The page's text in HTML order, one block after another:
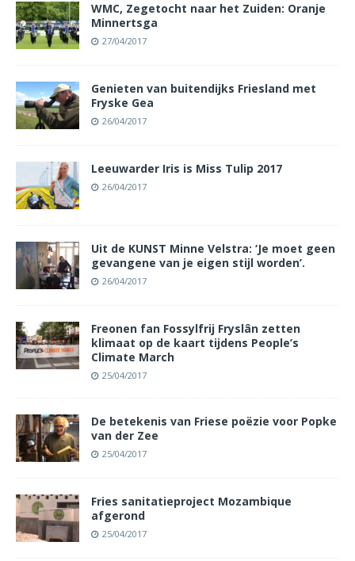
WMC, Zegetocht naar het Zuiden: Oranje
Minnertsga
27/04/2017
Genieten van buitendijks Friesland met
Fryske Gea
26/04/2017
Leeuwarder Iris is Miss Tulip 2017
26/04/2017
Uit de KUNST Minne Velstra: ‘Je moet geen
gevangene van je eigen stijl worden’.
26/04/2017
Freonen fan Fossylfrij Fryslân zetten
klimaat op de kaart tijdens People’s
Climate March
25/04/2017
De betekenis van Friese poëzie voor Popke
van der Zee
25/04/2017
Fries sanitatieproject Mozambique
afgerond
25/04/2017